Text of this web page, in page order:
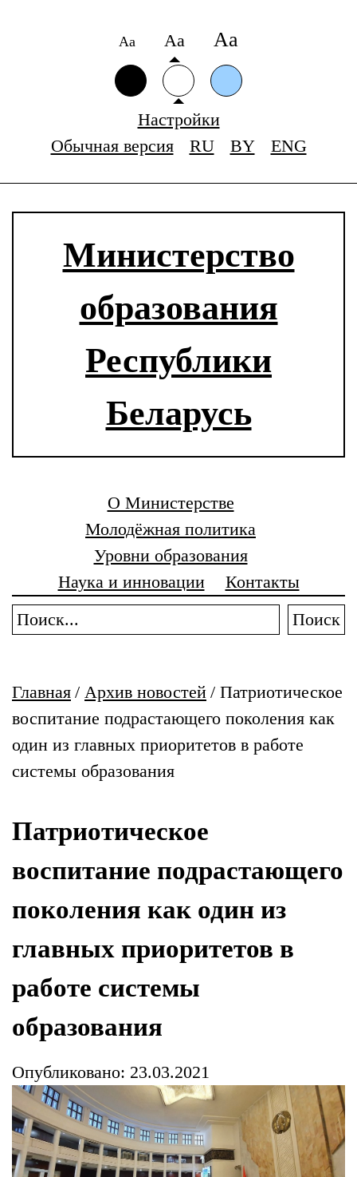
Аа Аа Аа
Настройки
Обычная версия
RU BY ENG
Министерство
образования
Республики
Беларусь
О Министерстве
Молодёжная политика
Уровни образования
Наука и инновации
Контакты
Поиск
Главная / Архив новостей / Патриотическое
воспитание подрастающего поколения как
один из главных приоритетов в работе
системы образования
Патриотическое
воспитание подрастающего
поколения как один из
главных приоритетов в
работе системы
образования
Опубликовано: 23.03.2021